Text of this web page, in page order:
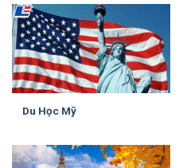
Du Học Mỹ